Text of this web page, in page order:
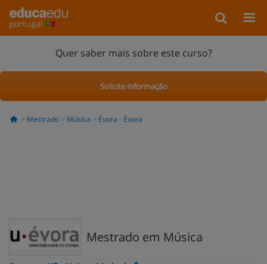
portugal
Quer saber mais sobre este curso?
Solicite informação
Mestrado Música Évora - Évora
Mestrado em Música